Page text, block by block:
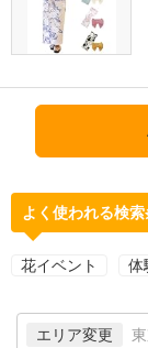
よく使われる検
花イベント 体
エリア変更